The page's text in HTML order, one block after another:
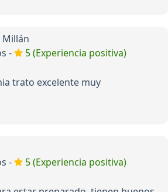
Millán
-
5 (Experiencia positiva)
trato excelente muy
-
5 (Experiencia positiva)